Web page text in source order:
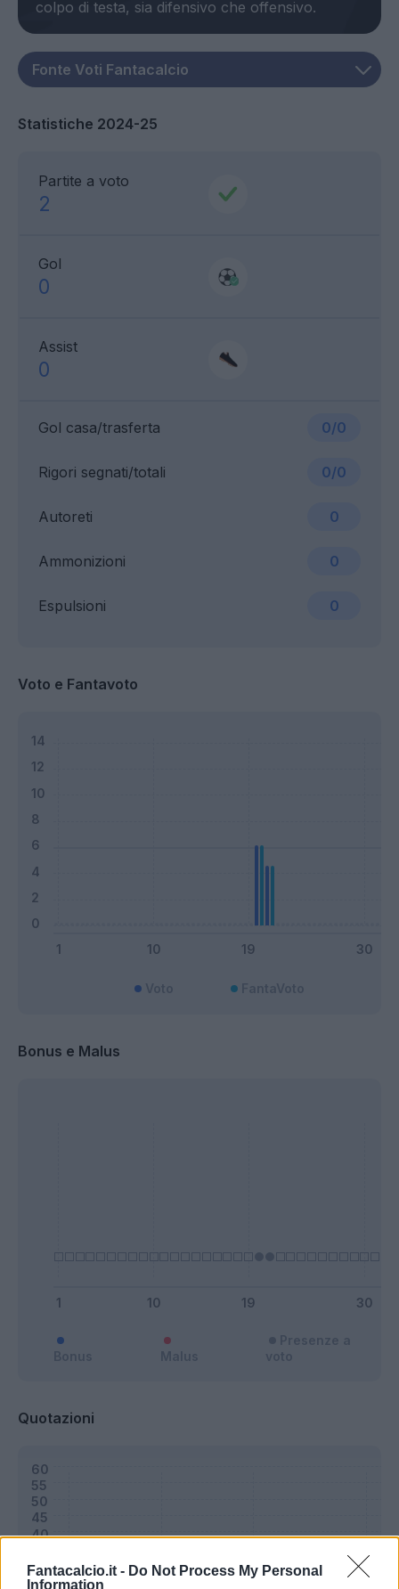
Fantacalcio.it - Do Not Process My Personal
Information
Statistiche 2024-25
Partite a voto
2
Gol
0
Assist
0
Gol casa/trasferta 0/0
Ammonizioni 0
Rigori segnati/totali 0/0
Espulsioni 0
Autoreti 0
Voto e Fantavoto
Bonus e Malus
Quotazioni